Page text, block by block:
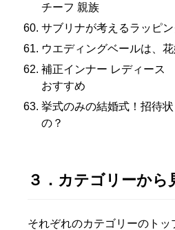
チーフ 親族
サブリナが考えるラッピ
ウエディングベールは、
補正インナー レディー
おすすめ
挙式のみの結婚式！招待
の？
３．カテゴリーから
それぞれのカテゴリーのト